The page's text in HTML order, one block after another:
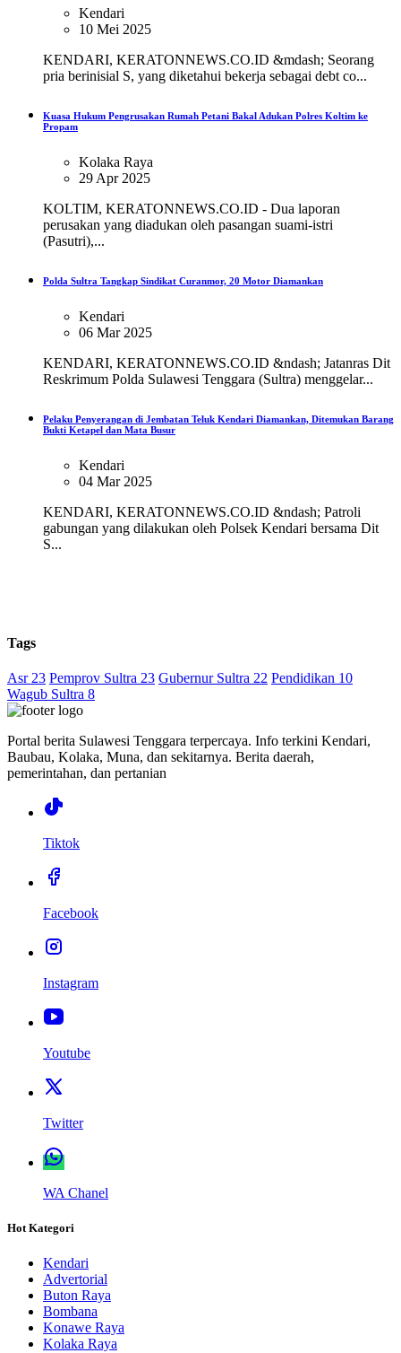
Kendari
10 Mei 2025
KENDARI, KERATONNEWS.CO.ID &mdash; Seorang
pria berinisial S, yang diketahui bekerja sebagai debt co...
Kuasa Hukum Pengrusakan Rumah Petani Bakal Adukan Polres Koltim ke
Propam
Kolaka Raya
29 Apr 2025
KOLTIM, KERATONNEWS.CO.ID - Dua laporan
perusakan yang diadukan oleh pasangan suami-istri
(Pasutri),...
Polda Sultra Tangkap Sindikat Curanmor, 20 Motor Diamankan
Kendari
06 Mar 2025
KENDARI, KERATONNEWS.CO.ID &ndash; Jatanras Dit
Reskrimum Polda Sulawesi Tenggara (Sultra) menggelar...
Pelaku Penyerangan di Jembatan Teluk Kendari Diamankan, Ditemukan Barang
Bukti Ketapel dan Mata Busur
Kendari
04 Mar 2025
KENDARI, KERATONNEWS.CO.ID &ndash; Patroli
gabungan yang dilakukan oleh Polsek Kendari bersama Dit
S...
Tags
Asr 23 Pemprov Sultra 23 Gubernur Sultra 22 Pendidikan 10
Wagub Sultra 8
Portal berita Sulawesi Tenggara terpercaya. Info terkini Kendari,
Baubau, Kolaka, Muna, dan sekitarnya. Berita daerah,
pemerintahan, dan pertanian
Tiktok
Facebook
Instagram
Youtube
Twitter
WA Chanel
Hot Kategori
Kendari
Advertorial
Buton Raya
Bombana
Konawe Raya
Kolaka Raya